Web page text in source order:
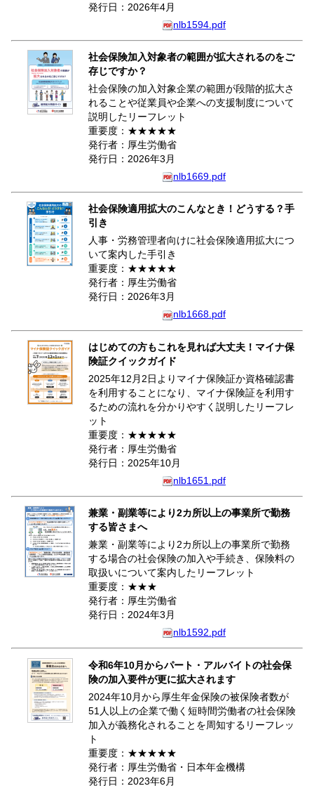
発行日：2026年4月
nlb1594.pdf
社会保険加入対象者の範囲が拡大されるのをご
存じですか？
社会保険の加入対象企業の範囲が段階的拡大さ
れることや従業員や企業への支援制度について
説明したリーフレット
重要度：★★★★★
発行者：厚生労働省
発行日：2026年3月
nlb1669.pdf
社会保険適用拡大のこんなとき！どうする？手
引き
人事・労務管理者向けに社会保険適用拡大につ
いて案内した手引き
重要度：★★★★★
発行者：厚生労働省
発行日：2026年3月
nlb1668.pdf
はじめての方もこれを見れば大丈夫！マイナ保
険証クイックガイド
2025年12月2日よりマイナ保険証か資格確認書
を利用することになり、マイナ保険証を利用す
るための流れを分かりやすく説明したリーフレ
ット
重要度：★★★★★
発行者：厚生労働省
発行日：2025年10月
nlb1651.pdf
兼業・副業等により2カ所以上の事業所で勤務
する皆さまへ
兼業・副業等により2カ所以上の事業所で勤務
する場合の社会保険の加入や手続き、保険料の
取扱いについて案内したリーフレット
重要度：★★★
発行者：厚生労働省
発行日：2024年3月
nlb1592.pdf
令和6年10月からパート・アルバイトの社会保
険の加入要件が更に拡大されます
2024年10月から厚生年金保険の被保険者数が
51人以上の企業で働く短時間労働者の社会保険
加入が義務化されることを周知するリーフレッ
ト
重要度：★★★★★
発行者：厚生労働省・日本年金機構
発行日：2023年6月